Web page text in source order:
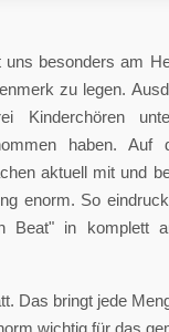
besonders am
zu legen.
haben. Auf
aktuell mit und
enorm. So
Beat" in komplett
Das bringt jede
wichtig für das